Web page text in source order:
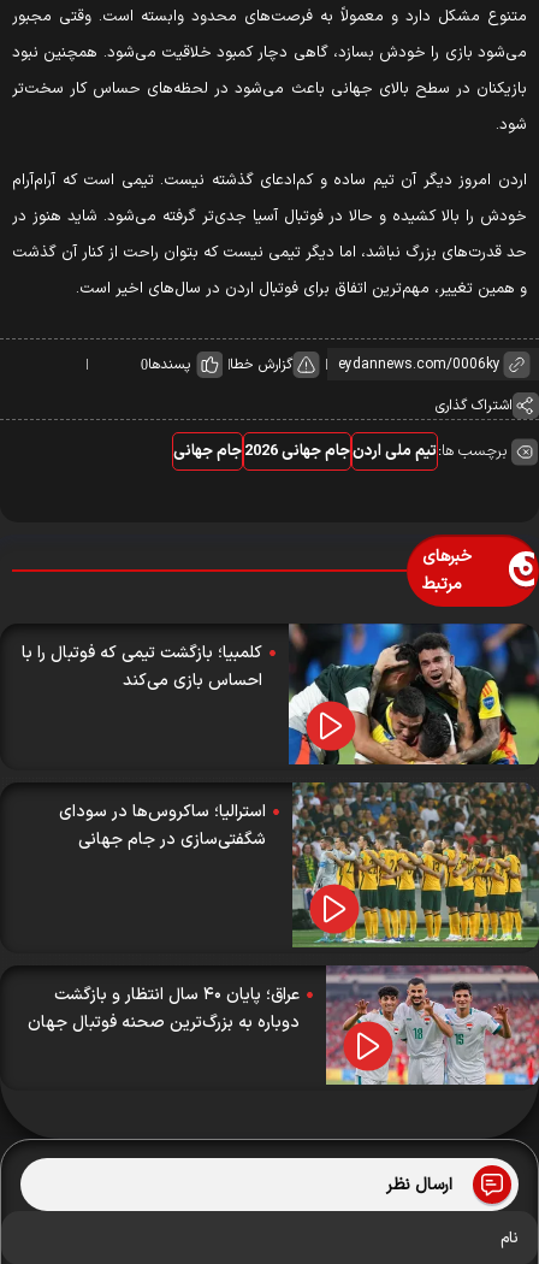
مشکل دارد و معمولاً به فرصت‌های محدود وابسته است. وقتی مجبور
بازی را خودش بسازد، گاهی دچار کمبود خلاقیت می‌شود. همچنین نبود
در سطح بالای جهانی باعث می‌شود در لحظه‌های حساس کار سخت‌تر
امروز دیگر آن تیم ساده و کم‌ادعای گذشته نیست. تیمی است که آرام‌آرام
را بالا کشیده و حالا در فوتبال آسیا جدی‌تر گرفته می‌شود. شاید هنوز در
قدرت‌های بزرگ نباشد، اما دیگر تیمی نیست که بتوان راحت از کنار آن گذشت
همین تغییر، مهم‌ترین اتفاق برای فوتبال اردن در سال‌های اخیر است.
گزارش خطا پسندها0
اشتراک گذاری
برچسب ها:تیم ملی اردنجام جهانی 2026 جام جهانی
خبرهای
مرتبط
کلمبیا؛ بازگشت تیمی که فوتبال را با
احساس بازی می‌کند
استرالیا؛ ساکروس‌ها در سودای
شگفتی‌سازی در جام جهانی
عراق؛ پایان ۴۰ سال انتظار و بازگشت
دوباره به بزرگ‌ترین صحنه فوتبال جهان
ارسال نظر